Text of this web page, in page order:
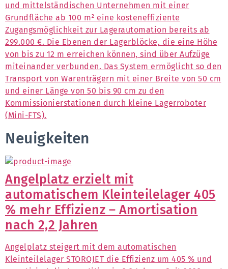
und mittelständischen Unternehmen mit einer
Grundfläche ab 100 m² eine kosteneffiziente
Zugangsmöglichkeit zur Lagerautomation bereits ab
299.000 €. Die Ebenen der Lagerblöcke, die eine Höhe
von bis zu 12 m erreichen können, sind über Aufzüge
miteinander verbunden. Das System ermöglicht so den
Transport von Warenträgern mit einer Breite von 50 cm
und einer Länge von 50 bis 90 cm zu den
Kommissionierstationen durch kleine Lagerroboter
(Mini-FTS).
Neuigkeiten
Angelplatz erzielt mit
automatischem Kleinteilelager 405
% mehr Effizienz – Amortisation
nach 2,2 Jahren
Angelplatz steigert mit dem automatischen
Kleinteilelager STOROJET die Effizienz um 405 % und